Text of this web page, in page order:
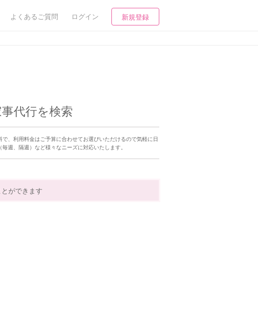
よくあるご質問 ログイン 新規登録
代行を検索
、利用料金はご予算に合わせてお選びいただけるので気軽に日
週、隔週）など様々なニーズに対応いたします。
ができます